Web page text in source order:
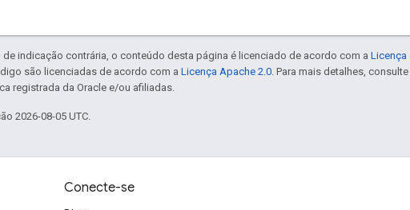
de indicação contrária, o conteúdo desta página é licenciado de acordo com a Licença
são licenciadas de acordo com a Licença Apache 2.0 . Para mais detalhes,
registrada da Oracle e/ou afiliadas.
2026-08-05 UTC.
Conecte-se